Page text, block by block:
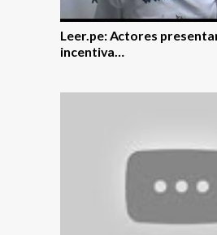
Leer.pe: Actores
incentiva…